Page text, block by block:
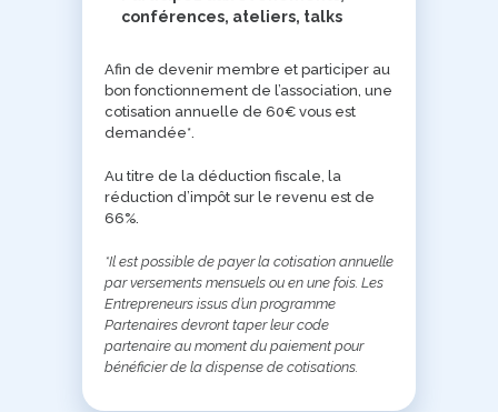
conférences, ateliers, talks
Afin de devenir membre et participer au
bon fonctionnement de l’association, une
cotisation annuelle de 60€ vous est
demandée*.
Au titre de la déduction fiscale, la
réduction d’impôt sur le revenu est de
66%.
*Il est possible de payer la cotisation annuelle
par versements mensuels ou en une fois. Les
Entrepreneurs issus d’un programme
Partenaires devront taper leur code
partenaire au moment du paiement pour
bénéficier de la dispense de cotisations.